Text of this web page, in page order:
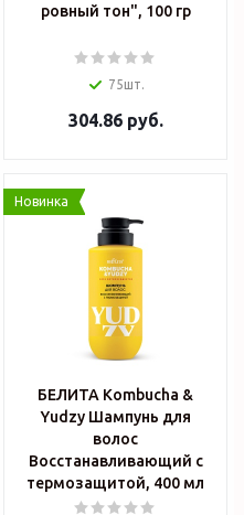
ровный тон", 100 гр
75шт.
304.86руб.
Новинка
БЕЛИТА Kombucha &
Yudzy Шампунь для
волос
Восстанавливающий с
термозащитой, 400 мл